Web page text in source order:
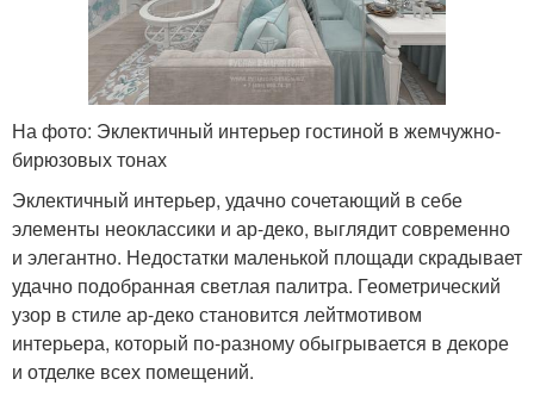
На фото: Эклектичный интерьер гостиной в жемчужно-
бирюзовых тонах
Эклектичный интерьер, удачно сочетающий в себе
элементы неоклассики и ар-деко, выглядит современно
и элегантно. Недостатки маленькой площади скрадывает
удачно подобранная светлая палитра. Геометрический
узор в стиле ар-деко становится лейтмотивом
интерьера, который по-разному обыгрывается в декоре
и отделке всех помещений.